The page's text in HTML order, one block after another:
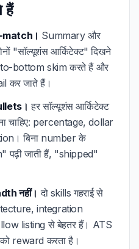
हैं
match। Summary और
"सॉल्यूशंस आर्किटेक्ट" दिखने
bottom skim करते हैं और
कर जाते हैं।
हर सॉल्यूशंस आर्किटेक्ट
चाहिए: percentage, dollar
बिना number के
जाती हैं, "shipped"
नहीं। दो skills गहराई से
integration
listing से बेहतर हैं। ATS
reward करता है।